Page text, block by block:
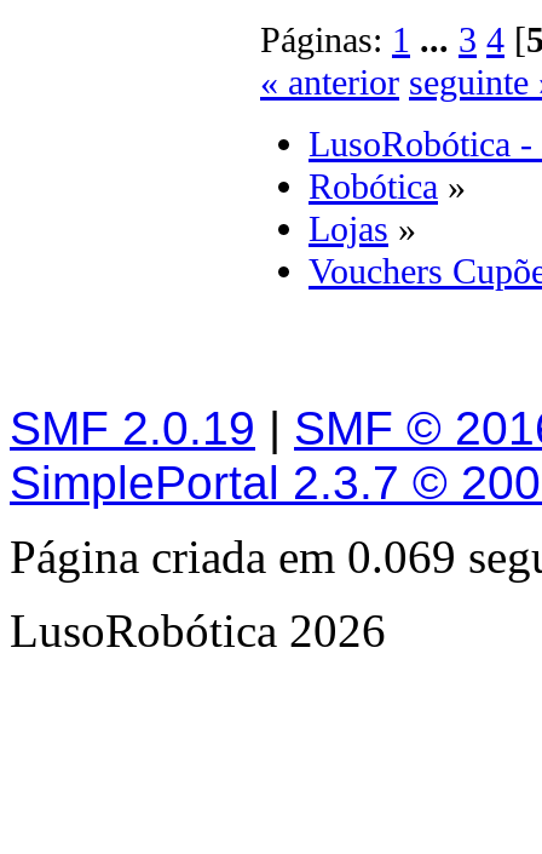
Páginas: 1 ... 3 4 [
« anterior seguinte
LusoRobótica -
Robótica »
Lojas »
Vouchers
SMF 2.0.19 | SMF ©
SimplePortal 2.3.7 ©
Página criada em 0.069
LusoRobótica 2026